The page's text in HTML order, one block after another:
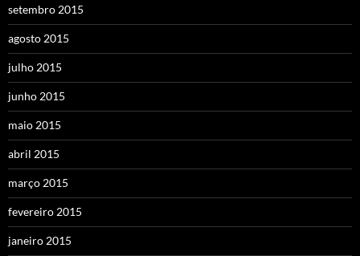
setembro 2015
agosto 2015
julho 2015
junho 2015
maio 2015
abril 2015
março 2015
fevereiro 2015
janeiro 2015